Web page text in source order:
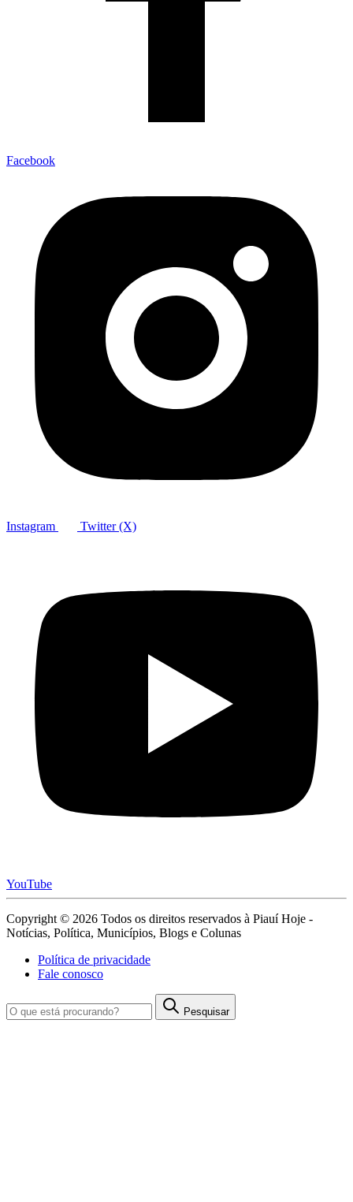
Facebook
Instagram Twitter (X)
YouTube
Copyright © 2026 Todos os direitos reservados à Piauí Hoje -
Notícias, Política, Municípios, Blogs e Colunas
Política de privacidade
Fale conosco
Pesquisar